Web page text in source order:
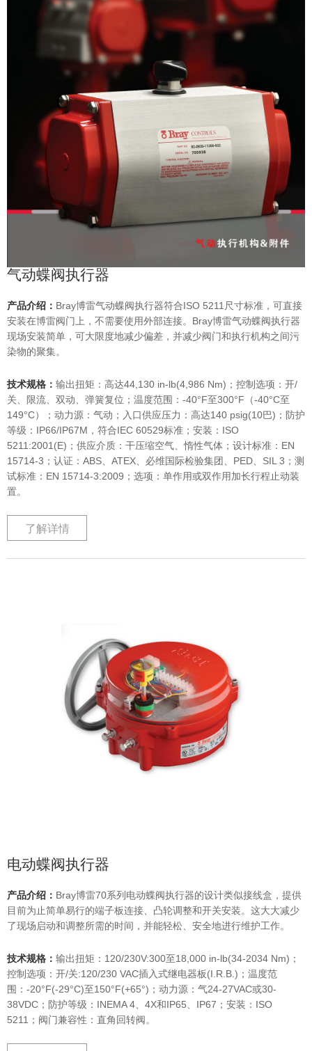
气动蝶阀执行器
产品介绍： Bray博雷气动蝶阀执行器符合ISO 5211尺寸标准，可直接
安装在博雷阀门上，不需要使用外部连接。Bray博雷气动蝶阀执行器
现场安装简单，可大限度地减少偏差，并减少阀门和执行机构之间污
染物的聚集。
技术规格： 输出扭矩：高达44,130 in-lb(4,986 Nm)；控制选项：开/
关、限流、双动、弹簧复位；温度范围：-40°F至300°F（-40°C至
149°C）；动力源：气动；入口供应压力：高达140 psig(10巴)；防护
等级：IP66/IP67M，符合IEC 60529标准；安装：ISO
5211:2001(E)；供应介质：干压缩空气、惰性气体；设计标准：EN
15714-3；认证：ABS、ATEX、必维国际检验集团、PED、SIL 3；测
试标准：EN 15714-3:2009；选项：单作用或双作用加长行程止动装
置。
了解详情
电动蝶阀执行器
产品介绍： Bray博雷70系列电动蝶阀执行器的设计类似接线盒，提供
目前为止简单易行的端子板连接、凸轮调整和开关安装。这大大减少
了现场启动和调整所需的时间，并能轻松、安全地进行维护工作。
技术规格： 输出扭矩：120/230V:300至18,000 in-lb(34-2034 Nm)；
控制选项：开/关:120/230 VAC插入式继电器板(I.R.B.)；温度范
围：-20°F(-29°C)至150°F(+65°)；动力源：气24-27VAC或30-
38VDC；防护等级：INEMA 4、4X和IP65、IP67；安装：ISO
5211；阀门兼容性：直角回转阀。